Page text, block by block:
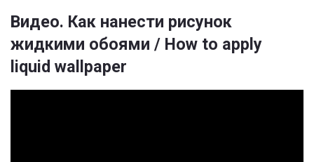
Видео. Как нанести рисунок
жидкими обоями / How to apply
liquid wallpaper